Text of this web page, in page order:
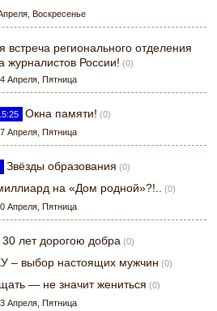
Воскресенье
встреча регионального отделения
журналистов России! (0)
Апреля, Пятница
Окна памяти! (0)
Апреля, Пятница
Звёзды образования (0)
на «Дом родной»?!..
(0)
Апреля, Пятница
30 лет дорогою добра (0)
– выбор настоящих мужчин (0)
— не значит жениться (0)
Апреля, Пятница